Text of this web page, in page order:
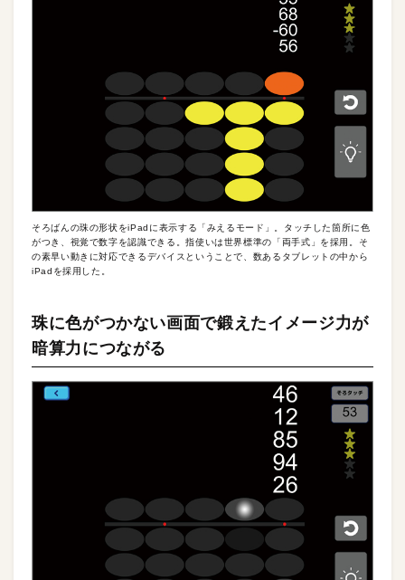
そろばんの珠の形状をiPadに表示する「みえるモード」。タッチした箇所に色
がつき、視覚で数字を認識できる。指使いは世界標準の「両手式」を採用。そ
の素早い動きに対応できるデバイスということで、数あるタブレットの中から
iPadを採用した。
珠に色がつかない画面で鍛えたイメージ力が
暗算力につながる